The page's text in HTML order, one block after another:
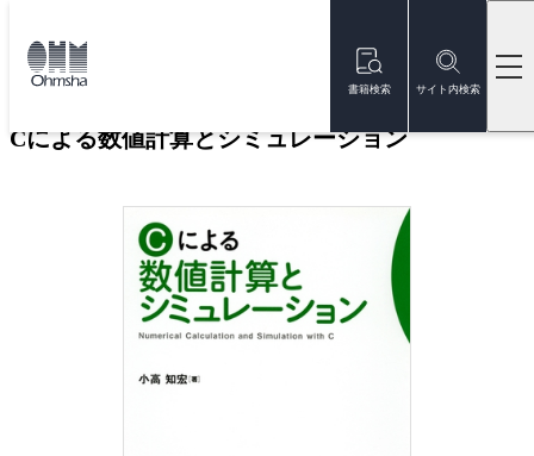
書籍検索 サイト内検索
トップ
Cによる数値計算とシミュレーション